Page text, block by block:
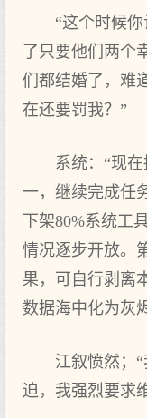
“这个时候
了只要他们两个
们都结婚了，难
在还要罚我？”
系统：“现
一，继续完成任
下架80%系统工
情况逐步开放。
果，可自行剥离
数据海中化为灰
江叙愤然；
迫，我强烈要求